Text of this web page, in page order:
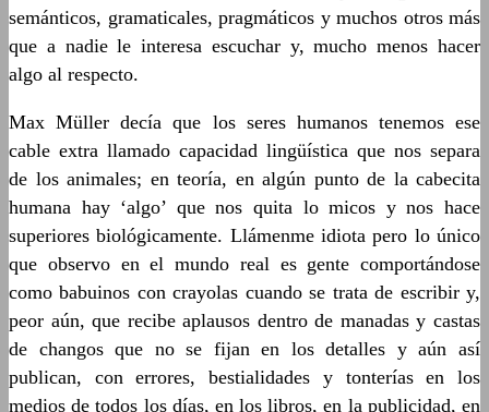
semánticos, gramaticales, pragmáticos y muchos otros más
que a nadie le interesa escuchar y, mucho menos hacer
algo al respecto.
Max Müller decía que los seres humanos tenemos ese
cable extra llamado capacidad lingüística que nos separa
de los animales; en teoría, en algún punto de la cabecita
humana hay ‘algo’ que nos quita lo micos y nos hace
superiores biológicamente. Llámenme idiota pero lo único
que observo en el mundo real es gente comportándose
como babuinos con crayolas cuando se trata de escribir y,
peor aún, que recibe aplausos dentro de manadas y castas
de changos que no se fijan en los detalles y aún así
publican, con errores, bestialidades y tonterías en los
medios de todos los días, en los libros, en la publicidad, en